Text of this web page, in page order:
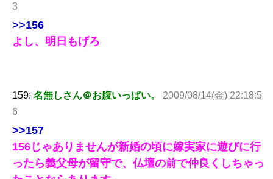
3
>>156
よし、明日もげろ
159: 名無しさん＠お腹いっぱい。
2009/08/14(金) 22:18:5
6
>>157
156じゃありませんが新婚の頃に嫁実家に遊びに行
ったら義父母が留守で、仏壇の前で仲良くしちゃっ